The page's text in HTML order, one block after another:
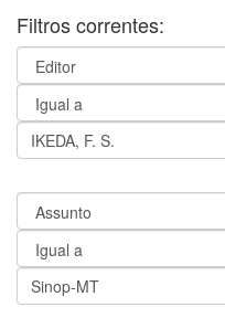
Filtros correntes: